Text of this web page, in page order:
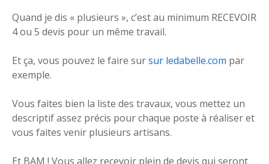
Quand je dis « plusieurs », c’est au minimum RECEVOIR
4 ou 5 devis pour un même travail.
Et ça, vous pouvez le faire sursur ledabelle.com par
exemple.
Vous faites bien la liste des travaux, vous mettez un
descriptif assez précis pour chaque poste à réaliser et
vous faites venir plusieurs artisans.
Et BAM ! Vous allez recevoir plein de devis qui seront